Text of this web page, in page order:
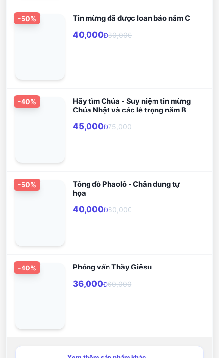
-50% Tin mừng đã được loan báo năm C
40,000Đ80,000
-40%
Hãy tìm Chúa - Suy niệm tin mừng
Chúa Nhật và các lễ trọng năm B
45,000Đ75,000
-50%
Tông đồ Phaolô - Chân dung tự
họa
40,000Đ80,000
-40% Phỏng vấn Thầy Giêsu
36,000Đ60,000